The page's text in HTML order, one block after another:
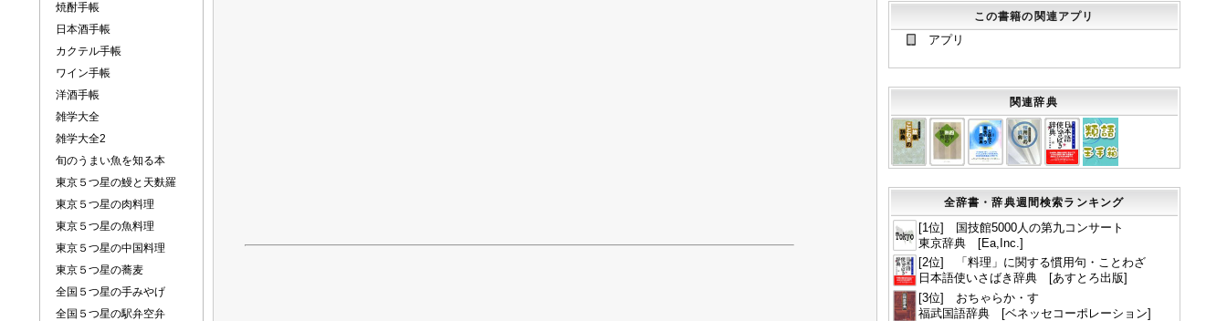
焼酎手帳
日本酒手帳
カクテル手帳
ワイン手帳
洋酒手帳
雑学大全
雑学大全2
旬のうまい魚を知る本
東京５つ星の鰻と天麩羅
東京５つ星の肉料理
東京５つ星の魚料理
東京５つ星の中国料理
東京５つ星の蕎麦
全国５つ星の手みやげ
全国５つ星の駅弁空弁
この書籍の関連アプリ
アプリ
関連辞典
全辞書・辞典週間検索ランキング
[1位] 国技館5000人の第九コンサート
東京辞典 [Ea,Inc.]
[2位] 「料理」に関する慣用句・ことわざ
日本語使いさばき辞典 [あすとろ出版]
[3位] おちゃらか・す
福武国語辞典 [ベネッセコーポレーション]